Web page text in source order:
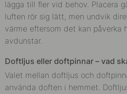
lägga till fler vid behov. Placera
luften rör sig lätt, men undvik
värme eftersom det kan påverka
avdunstar.
Doftljus eller doftpinnar – vad
Valet mellan doftljus och
använda doften i hemmet.